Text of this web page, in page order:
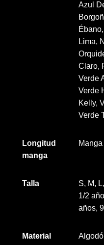
Azul
Lima,
Claro,
Verde
Verde
Kelly,
Verde
Longitud
manga
Talla
S, M,
1/2
años,
Material